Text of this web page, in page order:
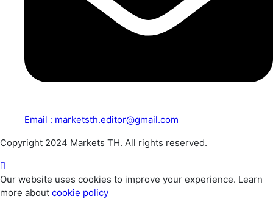
Email : marketsth.editor@gmail.com
Copyright 2024 Markets TH. All rights reserved.
Our website uses cookies to improve your experience. Learn
more about cookie policy